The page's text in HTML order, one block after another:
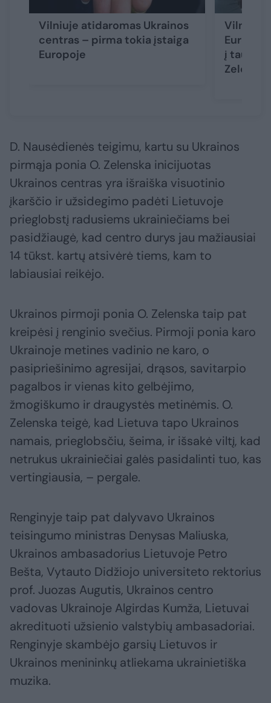
Vilniuje atidaromas Ukrainos
centras – pirma tokia įstaiga
Europoje
Vilniuje
į
Zelenska
D. Nausėdienės teigimu, kartu su Ukrainos
pirmąja ponia O. Zelenska inicijuotas
Ukrainos centras yra išraiška visuotinio
įkarščio ir užsidegimo padėti Lietuvoje
prieglobstį radusiems ukrainiečiams bei
pasidžiaugė, kad centro durys jau mažiausiai
14 tūkst. kartų atsivėrė tiems, kam to
labiausiai reikėjo.
Ukrainos pirmoji ponia O. Zelenska taip pat
kreipėsi į renginio svečius. Pirmoji ponia karo
Ukrainoje metines vadinio ne karo, o
pasipriešinimo agresijai, drąsos, savitarpio
pagalbos ir vienas kito gelbėjimo,
žmogiškumo ir draugystės metinėmis. O.
Zelenska teigė, kad Lietuva tapo Ukrainos
namais, prieglobsčiu, šeima, ir išsakė viltį, kad
netrukus ukrainiečiai galės pasidalinti tuo, kas
vertingiausia, – pergale.
Renginyje taip pat dalyvavo Ukrainos
teisingumo ministras Denysas Maliuska,
Ukrainos ambasadorius Lietuvoje Petro
Bešta, Vytauto Didžiojo universiteto rektorius
prof. Juozas Augutis, Ukrainos centro
vadovas Ukrainoje Algirdas Kumža, Lietuvai
akredituoti užsienio valstybių ambasadoriai.
Renginyje skambėjo garsių Lietuvos ir
Ukrainos menininkų atliekama ukrainietiška
muzika.